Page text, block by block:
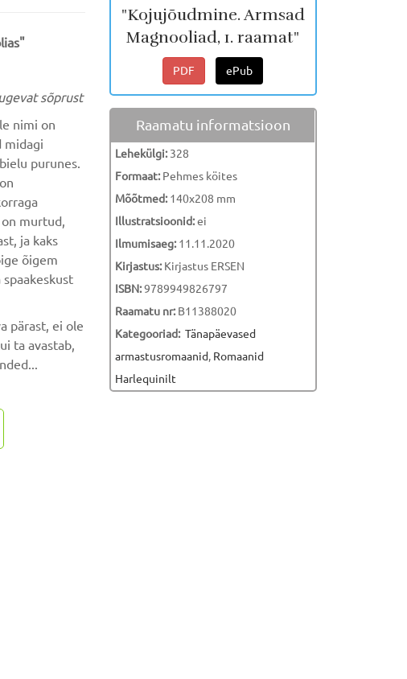
sõprust
nimi on
midagi
purunes.
on murtud,
ja kaks
õigem
pärast, ei ole
ta avastab,
"Kojujõudmine. Armsad
Magnooliad, 1. raamat"
PDF ePub
Raamatu informatsioon
Lehekülgi:328
Formaat:Pehmes köites
Mõõtmed:140x208 mm
Illustratsioonid:ei
Ilmumisaeg:11.11.2020
Kirjastus:Kirjastus ERSEN
ISBN:9789949826797
Raamatu nr:B11388020
Kategooriad: Tänapäevased
armastusromaanid, Romaanid
Harlequinilt